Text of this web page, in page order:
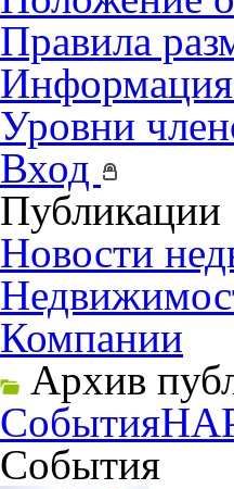
Правила
Уровни
Вход
Публикации
Новости
Компании
Архив
События
События